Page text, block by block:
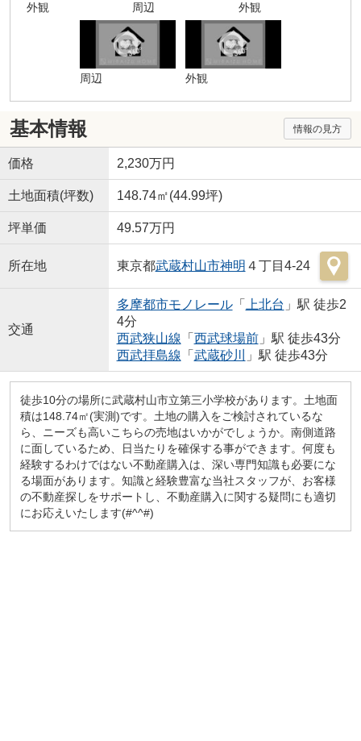
外観 周辺 外観
周辺 外観
基本情報 情報の見方
価格 2,230万円
土地面積(坪数) 148.74㎡(44.99坪)
坪単価 49.57万円
所在地 東京都武蔵村山市神明 ４丁目4-24
交通
多摩都市モノレール「 上北台 」駅 徒歩2
4分
西武狭山線 「 西武球場前」駅 徒歩43分
西武拝島線 「 武蔵砂川 」駅 徒歩43分
徒歩10分の場所に武蔵村山市立第三小学校があります。土地面
積は148.74㎡(実測)です。土地の購入をご検討されているな
ら、ニーズも高いこちらの売地はいかがでしょうか。南側道路
に面しているため、日当たりを確保する事ができます。何度も
経験するわけではない不動産購入は、深い専門知識も必要にな
る場面があります。知識と経験豊富な当社スタッフが、お客様
の不動産探しをサポートし、不動産購入に関する疑問にも適切
にお応えいたします(#^^#)